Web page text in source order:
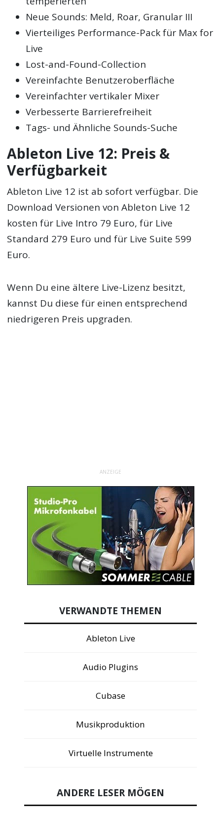
Neue Sounds: Meld, Roar, Granular III
Vierteiliges Performance-Pack für Max for
Live
Lost-and-Found-Collection
Vereinfachte Benutzeroberfläche
Vereinfachter vertikaler Mixer
Verbesserte Barrierefreiheit
Tags- und Ähnliche Sounds-Suche
Ableton Live 12: Preis &
Verfügbarkeit
Ableton Live 12 ist ab sofort verfügbar. Die
Download Versionen von Ableton Live 12
kosten für Live Intro 79 Euro, für Live
Standard 279 Euro und für Live Suite 599
Euro.
Wenn Du eine ältere Live-Lizenz besitzt,
kannst Du diese für einen entsprechend
niedrigeren Preis upgraden.
ANZEIGE
VERWANDTE THEMEN
Ableton Live
Audio Plugins
Cubase
Musikproduktion
Virtuelle Instrumente
ANDERE LESER MÖGEN